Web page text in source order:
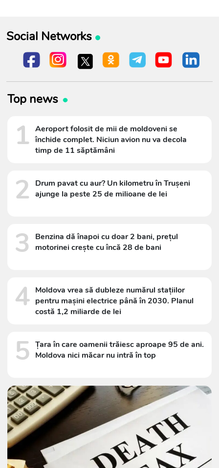
Social Networks
Top news
1 Aeroport folosit de mii de moldoveni se
închide complet. Niciun avion nu va decola
timp de 11 săptămâni
2
Drum pavat cu aur? Un kilometru în Trușeni
ajunge la peste 25 de milioane de lei
3
Benzina dă înapoi cu doar 2 bani, prețul
motorinei crește cu încă 28 de bani
4 Moldova vrea să dubleze numărul stațiilor
pentru mașini electrice până în 2030. Planul
costă 1,2 miliarde de lei
5 Țara în care oamenii trăiesc aproape 95 de ani.
Moldova nici măcar nu intră în top